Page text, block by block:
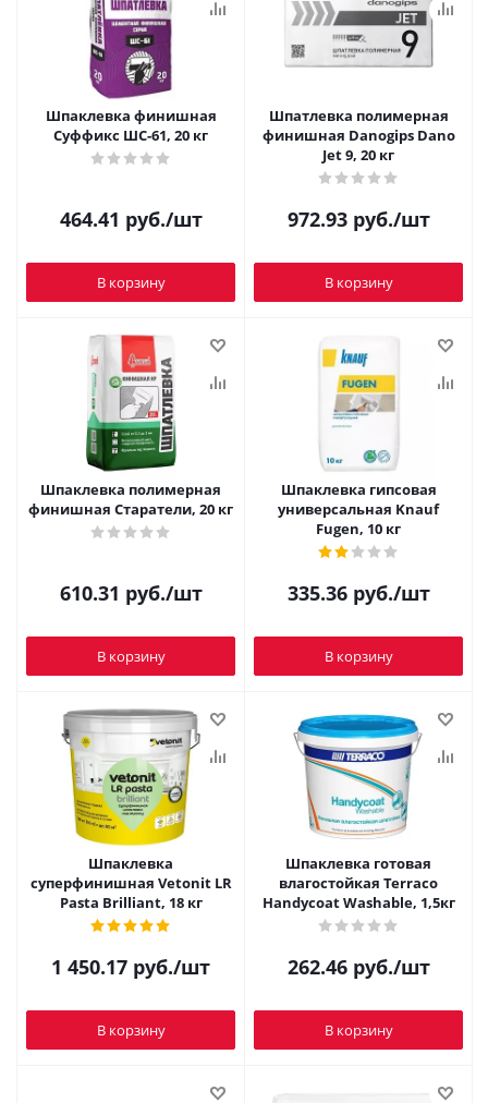
Шпаклевка финишная
Суффикс ШС-61, 20 кг
464.41 руб./шт
В корзину
Шпатлевка полимерная
финишная Danogips Dano
Jet 9, 20 кг
972.93руб./шт
В корзину
Шпаклевка полимерная
финишная Старатели, 20 кг
610.31 руб./шт
В корзину
Шпаклевка гипсовая
универсальная Knauf
Fugen, 10 кг
335.36руб./шт
В корзину
Шпаклевка
суперфинишная Vetonit LR
Pasta Brilliant, 18 кг
1 450.17 руб./шт
В корзину
Шпаклевка готовая
влагостойкая Terraco
Handycoat Washable, 1,5кг
262.46руб./шт
В корзину